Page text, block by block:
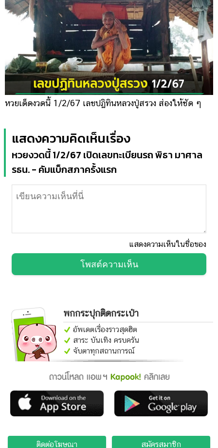
หวยเด็ดงวดนี้ 1/2/67 เลขปฏิทินหลวงปู่สรวง ส่องให้ชัด ๆ
แสดงความคิดเห็นเรื่อง
หวยงวดนี้ 1/2/67 เปิดเลขทะเบียนรถ พิธา มาศาล
รธน. - คัมแบ็กสภาครั้งแรก
แสดงความเห็นในชื่อของ
โพสต์ความเห็น
พกกระปุกติดกระเป๋า
อัพเดตเรื่องราวสุดฮิต
สาระ บันเทิง ครบครัน
จับตาทุกสถานการณ์
ติดต่อโฆษณา สมัครสมาชิก